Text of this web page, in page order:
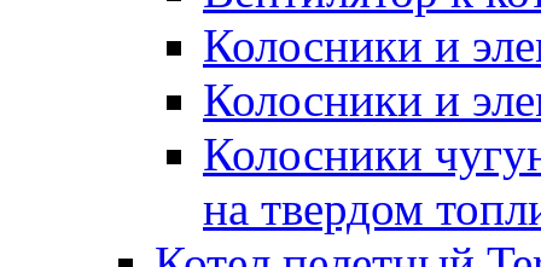
Колосники и
Колосники и
Колосники
на твердом